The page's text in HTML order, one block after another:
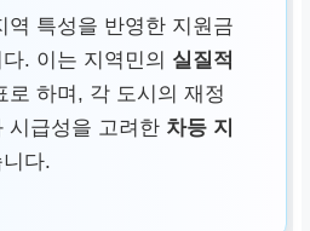
특성을 반영한 지원금
. 이는 지역민의 실질적
로 하며, 각 도시의 재정
시급성을 고려한 차등 지
다.